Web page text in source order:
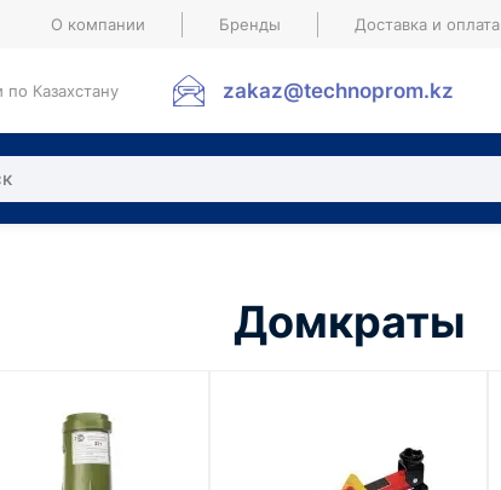
О компании Бренды Доставка и оплата
по Казахстану zakaz@technoprom.kz
Домкраты